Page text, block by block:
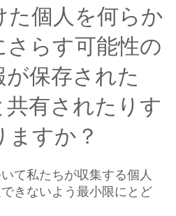
た個人を何らか
らす可能性の
保存された
共有されたりす
すか？
て私たちが収集する個人
きないよう最小限にとど